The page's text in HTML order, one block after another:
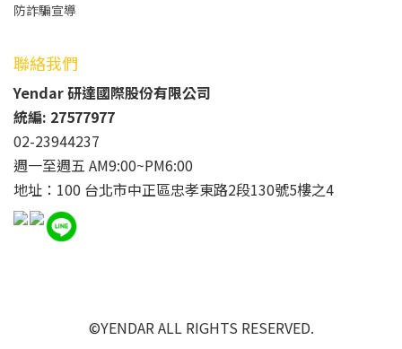
防詐騙宣導
聯絡我們
Yendar 研達國際股份有限公司
統編: 27577977
02-23944237
週一至週五 AM9:00~PM6:00
地址：100 台北市中正區忠孝東路2段130號5樓之4
©YENDAR ALL RIGHTS RESERVED.